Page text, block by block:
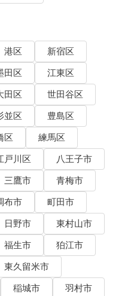
港区
新宿区
田区
江東区
田区
世田谷区
並区
豊島区
区
練馬区
戸川区
八王子市
三鷹市
青梅市
布市
町田市
日野市
東村山市
福生市
狛江市
東久留米市
稲城市
羽村市